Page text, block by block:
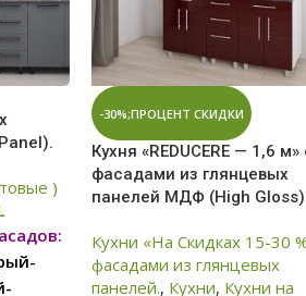
)
-30%;ПРОЦЕНТ СКИДКИ
Кухня «REDUCERE — 1,6 м»
фасадами из глянцевых
панелей МДФ (High Gloss)
Кухни «На Скидках 15-30
фасадами из глянцевых
панелей., Кухни, Кухни на